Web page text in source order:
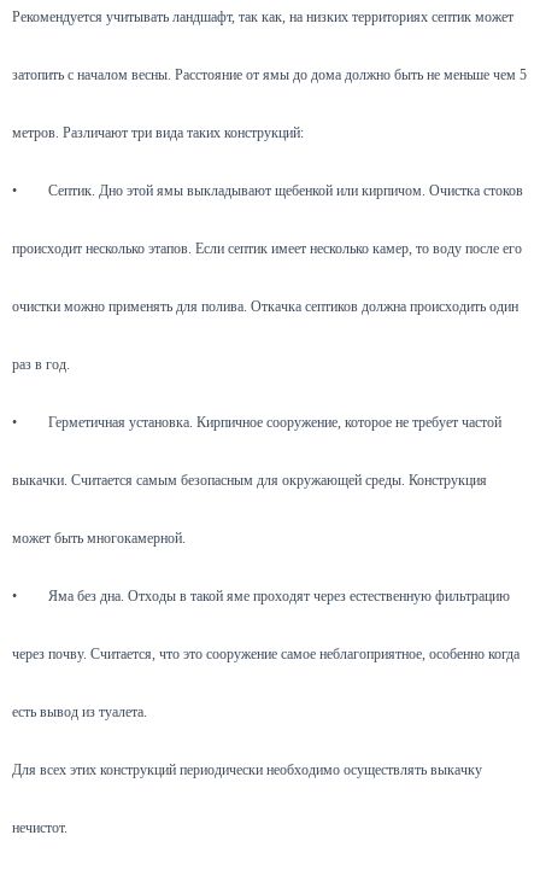
Рекомендуется учитывать ландшафт, так как, на низких территориях септик может
затопить с началом весны. Расстояние от ямы до дома должно быть не меньше чем 5
метров. Различают три вида таких конструкций:
• Септик. Дно этой ямы выкладывают щебенкой или кирпичом. Очистка стоков
происходит несколько этапов. Если септик имеет несколько камер, то воду после его
очистки можно применять для полива. Откачка септиков должна происходить один
раз в год.
• Герметичная установка. Кирпичное сооружение, которое не требует частой
выкачки. Считается самым безопасным для окружающей среды. Конструкция
может быть многокамерной.
• Яма без дна. Отходы в такой яме проходят через естественную фильтрацию
через почву. Считается, что это сооружение самое неблагоприятное, особенно когда
есть вывод из туалета.
Для всех этих конструкций периодически необходимо осуществлять выкачку
нечистот.